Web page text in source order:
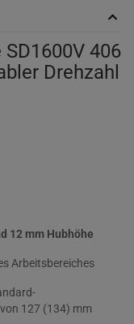
406
Drehzahl
12 mm Hubhöhe
Arbeitsbereiches
127 (134) mm